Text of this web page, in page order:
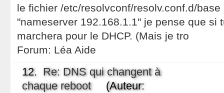
le fichier /etc/resolvconf/resolv.conf.d/
"nameserver 192.168.1.1" je pense que si
marchera pour le DHCP. (Mais je tro
Forum: Léa Aide
12. Re: DNS qui changent à
chaque reboot(Auteur: